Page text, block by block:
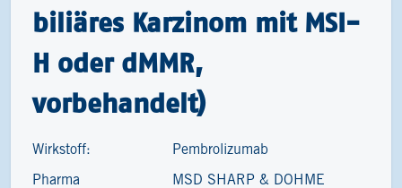
biliäres Karzinom mit MSI-
H oder dMMR,
vorbehandelt)
Wirkstoff: Pembrolizumab
Pharma
MSD SHARP & DOHME